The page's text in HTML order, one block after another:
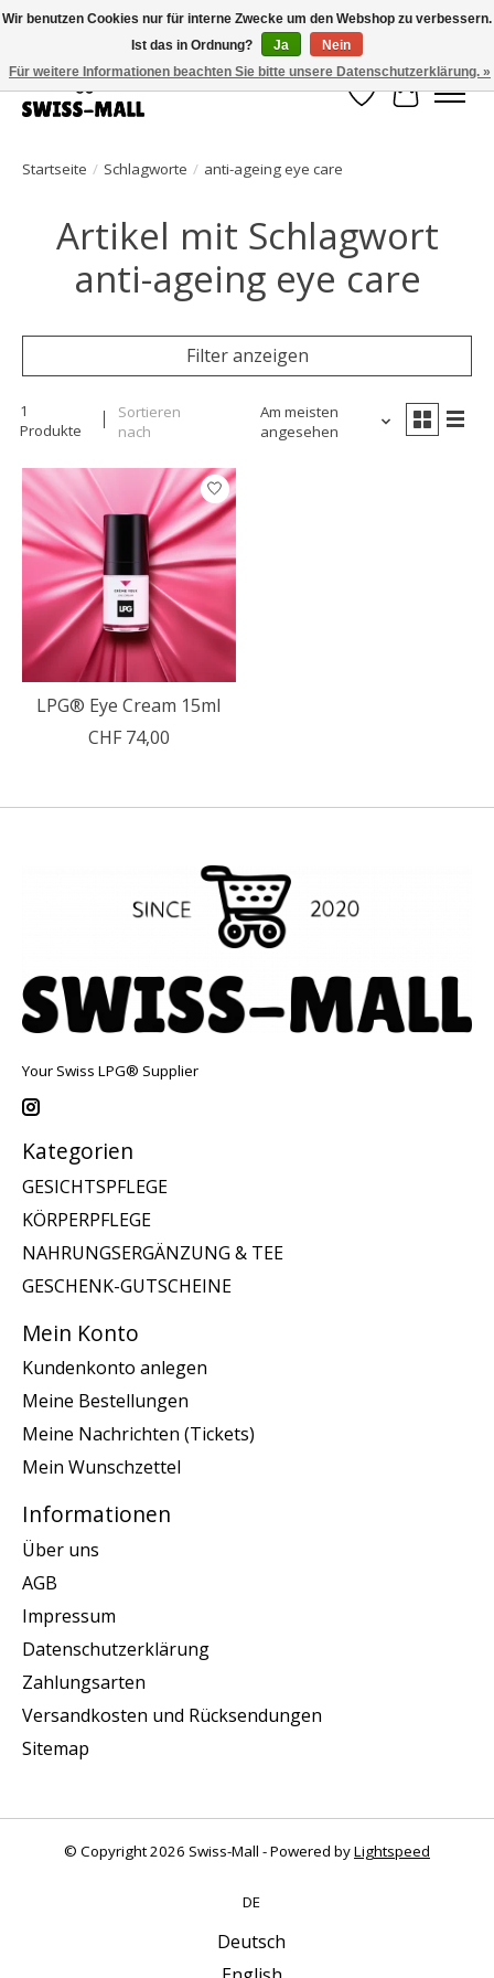
Kostenloser Versand ab CHF 250 – pünktlich und zuverlässig geliefert
Wunschzettel
Ihr
Startseite / Schlagworte / anti-ageing eye care
Artikel mit Schlagwort
anti-ageing eye care
Filter anzeigen
1
Produkte
Sortieren
nach
Am meisten
angesehen
LPG® Eye Cream 15ml
CHF 74,00
Your Swiss LPG® Supplier
Kategorien
GESICHTSPFLEGE
KÖRPERPFLEGE
NAHRUNGSERGÄNZUNG & TEE
GESCHENK-GUTSCHEINE
Mein Konto
Kundenkonto anlegen
Meine Bestellungen
Meine Nachrichten (Tickets)
Mein Wunschzettel
Informationen
Über uns
AGB
Impressum
Datenschutzerklärung
Zahlungsarten
Versandkosten und Rücksendungen
Sitemap
© Copyright 2026 Swiss-Mall - Powered byLightspeed
DE
Deutsch
Wir benutzen Cookies nur für interne Zwecke um den Webshop zu verbessern.
Ist das in Ordnung?
Ja
Nein
Für weitere Informationen beachten Sie bitte unsere Datenschutzerklärung. »